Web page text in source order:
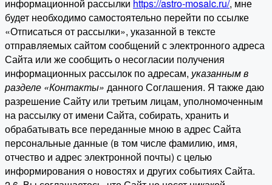
информационной рассылки https://astro-mosaic.ru/, мне
будет необходимо самостоятельно перейти по ссылке
«Отписаться от рассылки», указанной в тексте
отправляемых сайтом сообщений с электронного адреса
Сайта или же сообщить о несогласии получения
информационных рассылок по адресам, указанным в
разделе «Контакты» данного Соглашения. Я также даю
разрешение Сайту или третьим лицам, уполномоченным
на рассылку от имени Сайта, собирать, хранить и
обрабатывать все переданные мною в адрес Сайта
персональные данные (в том числе фамилию, имя,
отчество и адрес электронной почты) с целью
информирования о новостях и других событиях Сайта.